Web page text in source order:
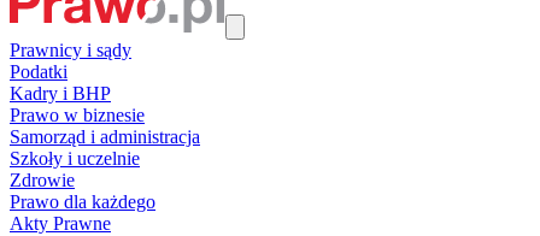
Prawnicy i sądy
Podatki
Kadry i BHP
Prawo w biznesie
Samorząd i administracja
Szkoły i uczelnie
Zdrowie
Prawo dla każdego
Akty Prawne